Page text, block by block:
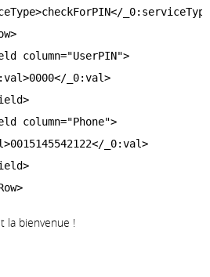
column="UserPIN">
_0:val>
column="Phone">
_0:val>
la bienvenue !